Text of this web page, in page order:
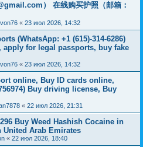
） 在线购买护照（邮箱：
« 23 июл 2026, 14:32
(WhatsApp: +1 (615)-314-6286)
apply for legal passports, buy fake
« 23 июл 2026, 14:32
online, Buy ID cards online,
Buy driving license, Buy
« 22 июл 2026, 21:31
Buy Weed Hashish Cocaine in
United Arab Emirates
« 22 июл 2026, 18:40